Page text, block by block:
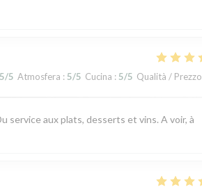
5/5 Atmosfera : 5/5 Cucina : 5/5 Qualità / Prezzo
service aux plats, desserts et vins. A voir, à